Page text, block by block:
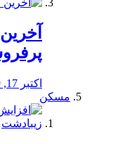
اکتبر 17, 2019
مسکن